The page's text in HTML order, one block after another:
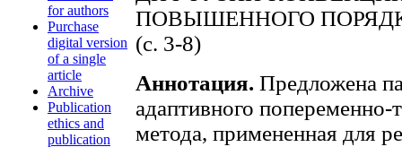
for authors
Purchase
digital version
of a single
article
Archive
Publication
ethics and
publication
ПОВЫШЕННОГО
(c. 3-8)
Аннотация. Предложена
адаптивного попеременно-
метода, примененная для